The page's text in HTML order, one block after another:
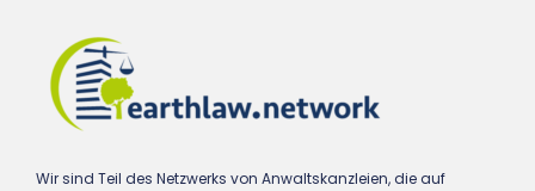
Wir sind Teil des Netzwerks von Anwaltskanzleien, die auf